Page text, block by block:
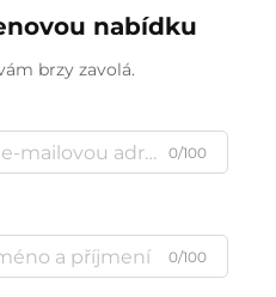
nabídku
brzy zavolá.
0/100
0/100